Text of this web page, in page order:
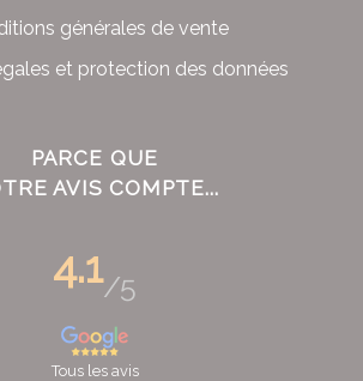
générales de vente
et protection des données
PARCE QUE
AVIS COMPTE...
4.1/5
Tous les avis